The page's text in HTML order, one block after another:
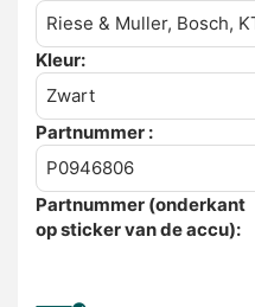
Kleur:
Partnummer :
Partnummer (onderkant
op sticker van de accu):